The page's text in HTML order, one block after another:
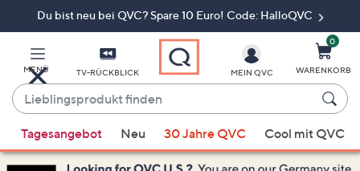
Du bist neu bei QVC? Spare 10 Euro! Code: HalloQVC
MENÜ TV-RÜCKBLICK
Lieblingsprodukt
finden
Vorschläge
verfügbar
MEIN QVC
0
WARENKORB
Tagesangebot Neu 30 Jahre QVC Cool mit QVC